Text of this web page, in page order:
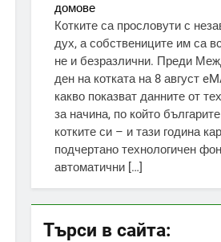
домове
Котките са прословути с
дух, а собствениците им са
не и безразлични. Преди
ден на котката на 8 август
какво показват данните от
за начина, по който
котките си – и тази година
подчертано технологичен
автоматични […]
Търси в сайта: